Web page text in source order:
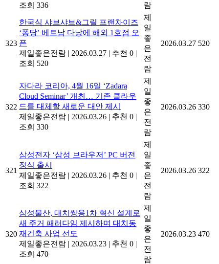
조회 336
람
323
한국식 샤브샤브&그릴 프랜차이즈
‘퐁당’ 베트남 다낭에 해외 1호점 오
픈
제일좋은전람 | 2026.03.27 | 추천 0 |
조회 520
제
일
좋
은
전
람
2026.03.27 520
322
자다라 코리아, 4월 16일 ‘Zadara
Cloud Seminar’ 개최… 기존 클라우
드를 대체할 새로운 대안 제시
제일좋은전람 | 2026.03.26 | 추천 0 |
조회 330
제
일
좋
은
전
람
2026.03.26 330
321
삼성전자 ‘삼성 브라우저’ PC 버전
정식 출시
제일좋은전람 | 2026.03.26 | 추천 0 |
조회 322
제
일
좋
은
전
람
2026.03.26 322
320
삼성물산, 대치쌍용1차 혁신 설계로
새 주거 패러다임 제시하며 대치동
재건축 사업 선도
제일좋은전람 | 2026.03.23 | 추천 0 |
조회 470
제
일
좋
은
전
람
2026.03.23 470